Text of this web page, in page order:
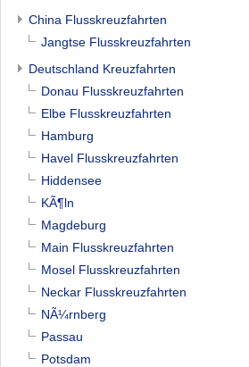
China Flusskreuzfahrten
Jangtse Flusskreuzfahrten
Deutschland Kreuzfahrten
Donau Flusskreuzfahrten
Elbe Flusskreuzfahrten
Hamburg
Havel Flusskreuzfahrten
Hiddensee
KÃ¶ln
Magdeburg
Main Flusskreuzfahrten
Mosel Flusskreuzfahrten
Neckar Flusskreuzfahrten
NÃ¼rnberg
Passau
Potsdam